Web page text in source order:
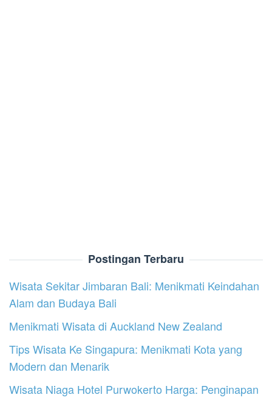
Postingan Terbaru
Wisata Sekitar Jimbaran Bali: Menikmati Keindahan
Alam dan Budaya Bali
Menikmati Wisata di Auckland New Zealand
Tips Wisata Ke Singapura: Menikmati Kota yang
Modern dan Menarik
Wisata Niaga Hotel Purwokerto Harga: Penginapan